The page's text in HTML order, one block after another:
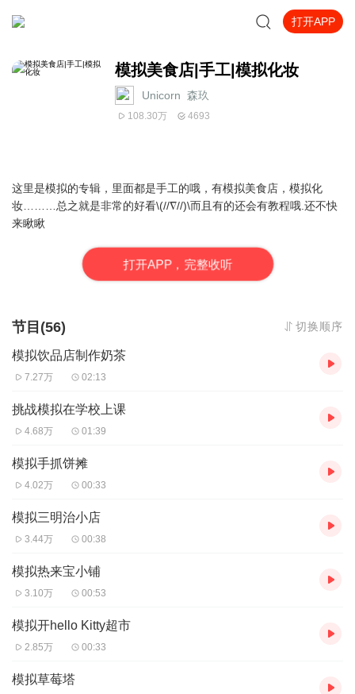
打开APP
模拟美食店|手工|模拟化妆
Unicorn_森玖
108.30万 4693
这里是模拟的专辑，里面都是手工的哦，有模拟美食店，模拟化
妆………总之就是非常的好看\(//∇//)\而且有的还会有教程哦.还不快
来瞅瞅
打开APP，完整收听
节目(56) 切换顺序
模拟饮品店制作奶茶
7.27万 02:13
挑战模拟在学校上课
4.68万 01:39
模拟手抓饼摊
4.02万 00:33
模拟三明治小店
3.44万 00:38
模拟热来宝小铺
3.10万 00:53
模拟开hello Kitty超市
2.85万 00:33
模拟草莓塔